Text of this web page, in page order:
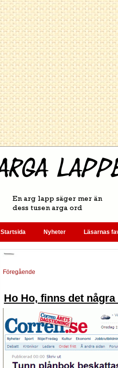
Startsida Nyheter Läsarnas
Föregående
Ho Ho, finns det